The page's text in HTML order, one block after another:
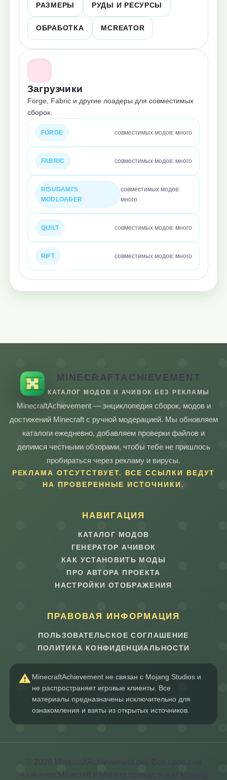
РАЗМЕРЫ РУДЫ И РЕСУРСЫ
ОБРАБОТКА MCREATOR
Загрузчики
Forge, Fabric и другие лоадеры для совместимых
сборок.
FORGE совместимых модов: много
FABRIC совместимых модов: много
RISUGAMI'S
MODLOADER
совместимых модов:
много
QUILT совместимых модов: много
RIFT совместимых модов: много
MINECRAFTACHIEVEMENT
КАТАЛОГ МОДОВ И АЧИВОК БЕЗ РЕКЛАМЫ
MinecraftAchievement — энциклопедия сборок, модов и
достижений Minecraft с ручной модерацией. Мы обновляем
каталоги ежедневно, добавляем проверки файлов и
делимся честными обзорами, чтобы тебе не пришлось
пробираться через рекламу и вирусы.
РЕКЛАМА ОТСУТСТВУЕТ. ВСЕ ССЫЛКИ ВЕДУТ
НА ПРОВЕРЕННЫЕ ИСТОЧНИКИ.
НАВИГАЦИЯ
КАТАЛОГ МОДОВ
ГЕНЕРАТОР АЧИВОК
КАК УСТАНОВИТЬ МОДЫ
ПРО АВТОРА ПРОЕКТА
НАСТРОЙКИ ОТОБРАЖЕНИЯ
ПРАВОВАЯ ИНФОРМАЦИЯ
ПОЛЬЗОВАТЕЛЬСКОЕ СОГЛАШЕНИЕ
ПОЛИТИКА КОНФИДЕНЦИАЛЬНОСТИ
MinecraftAchievement не связан с Mojang Studios и
не распространяет игровые клиенты. Все
материалы предназначены исключительно для
ознакомления и взяты из открытых источников.
© 2026 MinecraftAchievement.net. Все права на
названия Minecraft и Mojang принадлежат Mojang